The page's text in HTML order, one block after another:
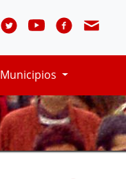
Municipios